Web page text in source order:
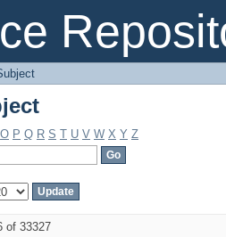
O P Q R S T U V W X Y Z
of 33327